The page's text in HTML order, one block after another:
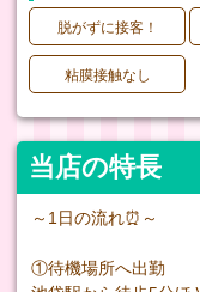
脱がずに接客！
粘膜接触なし
当店の特長
～1日の流れ⏰～
①待機場所へ出勤